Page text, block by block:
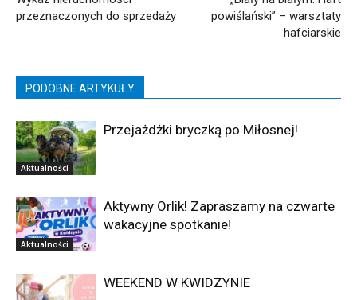
przeznaczonych do sprzedaży
powiślański” – warsztaty
hafciarskie
PODOBNE ARTYKUŁY
Aktualności
Przejażdżki bryczką po Miłosnej!
Aktualności
Aktywny Orlik! Zapraszamy na czwarte
wakacyjne spotkanie!
WEEKEND W KWIDZYNIE